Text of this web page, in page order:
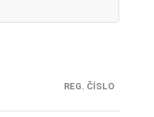
REG. ČÍSLO